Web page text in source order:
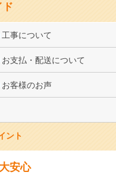
ド
工事について
お支払・配送について
お客様のお声
ント
安心